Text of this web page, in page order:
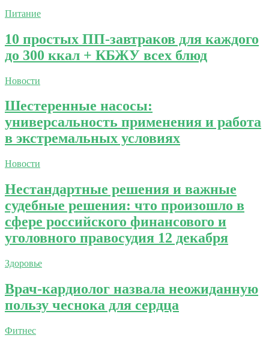
Питание
10 простых ПП-завтраков для каждого
до 300 ккал + КБЖУ всех блюд
Новости
Шестеренные насосы:
универсальность применения и работа
в экстремальных условиях
Новости
Нестандартные решения и важные
судебные решения: что произошло в
сфере российского финансового и
уголовного правосудия 12 декабря
Здоровье
Врач-кардиолог назвала неожиданную
пользу чеснока для сердца
Фитнес